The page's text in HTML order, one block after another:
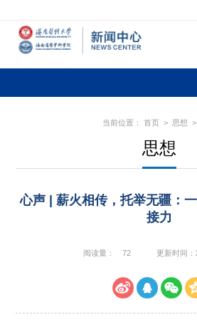
当前位置： 首页 > 思想
思想
心声 | 薪火相传，托举无疆：
接力
阅读量： 72 更新时间